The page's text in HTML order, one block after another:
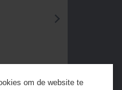
next
om de website te